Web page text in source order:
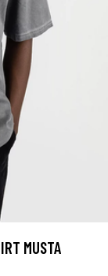
MUSTA